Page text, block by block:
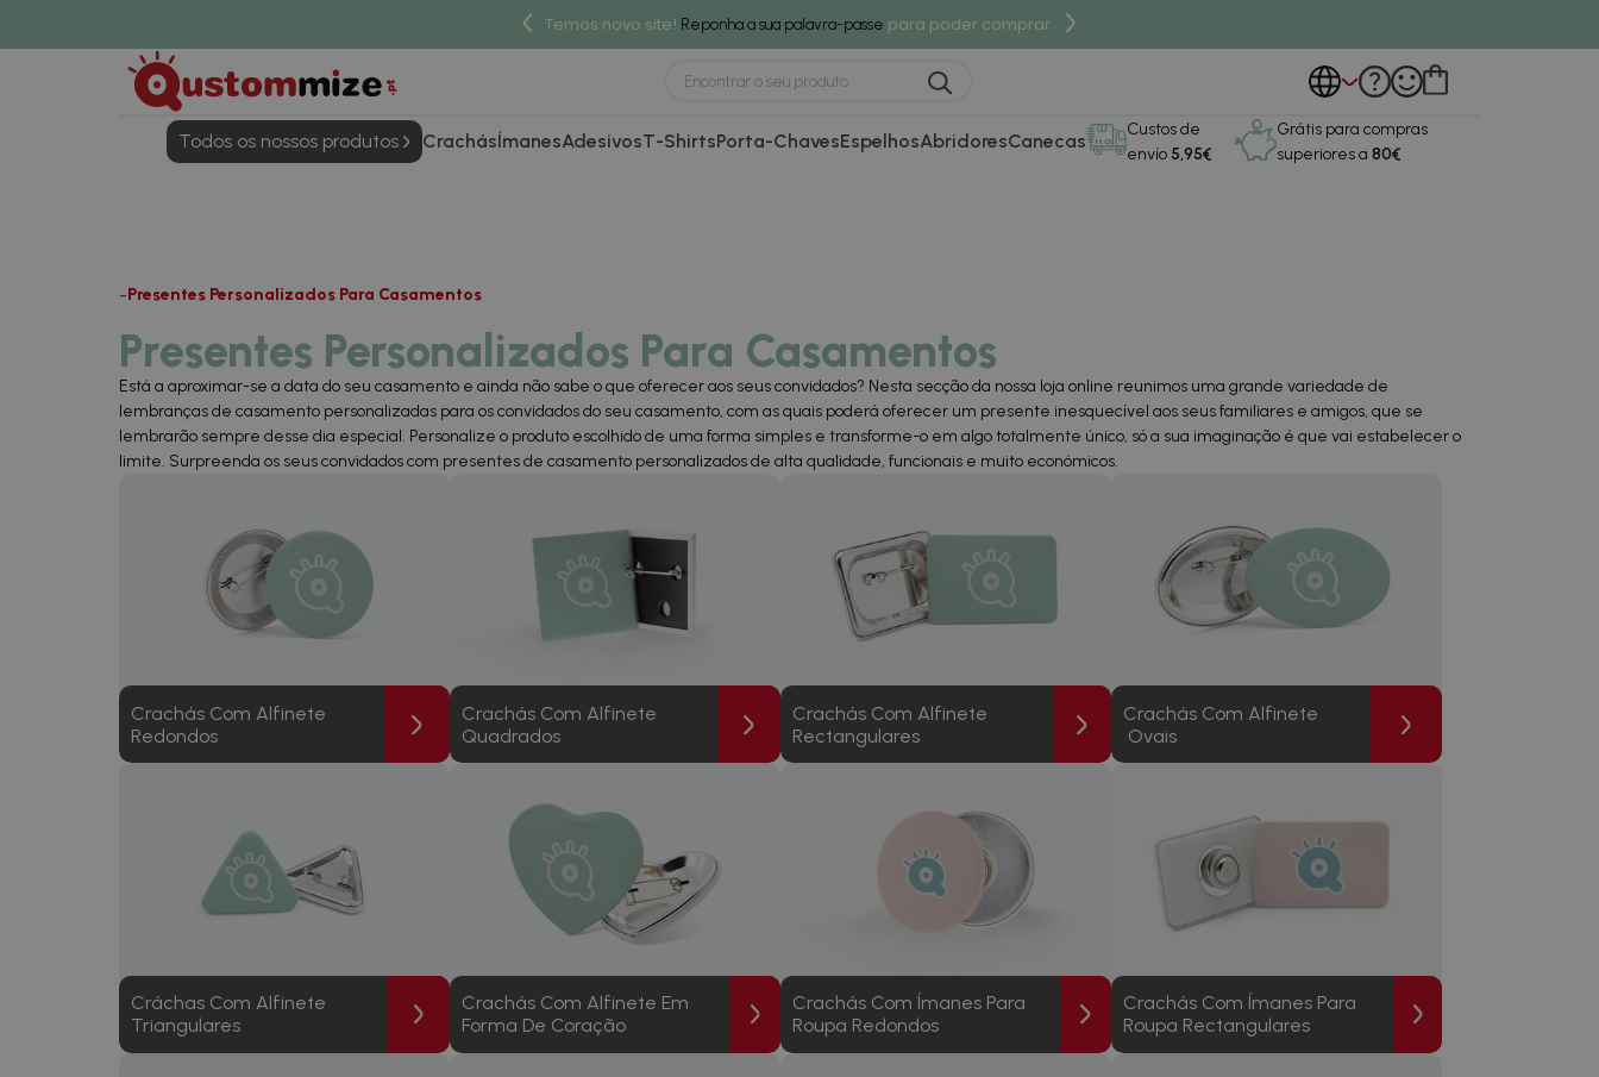
Temos novo site! Reponha a sua palavra-passe para poder comprar.
Todos os nossos produtos CrachásÍmanesAdesivosT-ShirtsPorta-ChavesEspelhosAbridoresCanecas
Custos de
envío5,95€
Grátis para compras
superiores a 80€
Presentes Personalizados Para Casamentos
Presentes Personalizados Para Casamentos
Está a aproximar-se a data do seu casamento e ainda não sabe o que oferecer aos seus convidados? Nesta secção da nossa loja online reunimos uma grande variedade de
lembranças de casamento personalizadas para os convidados do seu casamento, com as quais poderá oferecer um presente inesquecível aos seus familiares e amigos, que se
lembrarão sempre desse dia especial. Personalize o produto escolhido de uma forma simples e transforme-o em algo totalmente único, só a sua imaginação é que vai estabelecer o
limite. Surpreenda os seus convidados com presentes de casamento personalizados de alta qualidade, funcionais e muito económicos.
Crachás Com Alfinete
Redondos
Crachás Com Alfinete
Quadrados
Crachás Com Alfinete
Rectangulares
Crachás Com Alfinete
Ovais
Cráchas Com Alfinete
Triangulares
Crachás Com Alfinete Em
Forma De Coração
Crachás Com Ímanes Para
Roupa Redondos
Crachás Com Ímanes Para
Roupa Rectangulares